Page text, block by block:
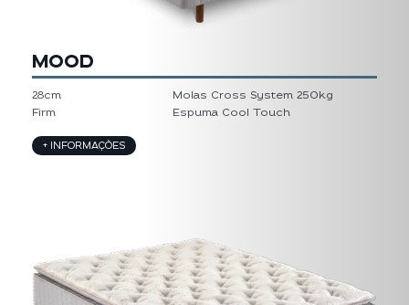
MOOD
28cm
Firm
Molas Cross System 250kg
Espuma Cool Touch
+ INFORMAÇÕES